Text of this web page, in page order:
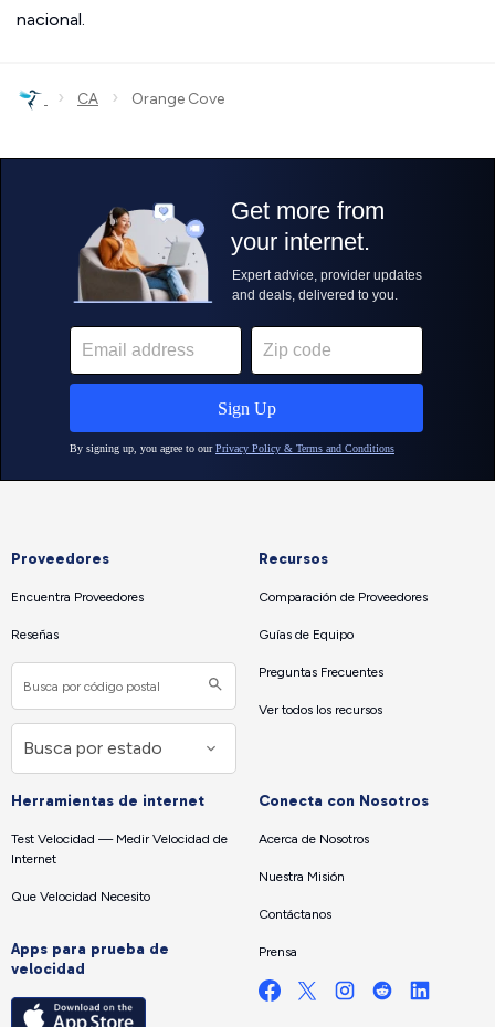
nacional.
› CA › Orange Cove
Proveedores
Encuentra Proveedores
Reseñas
Recursos
Comparación de Proveedores
Guías de Equipo
Preguntas Frecuentes
Ver todos los recursos
Herramientas de internet
Test Velocidad — Medir Velocidad de
Internet
Que Velocidad Necesito
Apps para prueba de
velocidad
Conecta con Nosotros
Acerca de Nosotros
Nuestra Misión
Contáctanos
Prensa